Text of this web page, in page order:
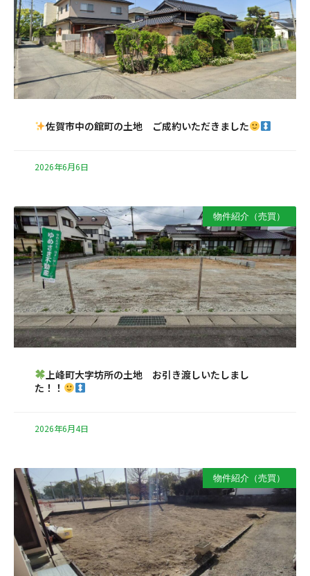
佐賀市中の館町の土地 ご成約いただきました
2026年6月6日
物件紹介（売買）
上峰町大字坊所の土地 お引き渡しいたしまし
た！！
2026年6月4日
物件紹介（売買）